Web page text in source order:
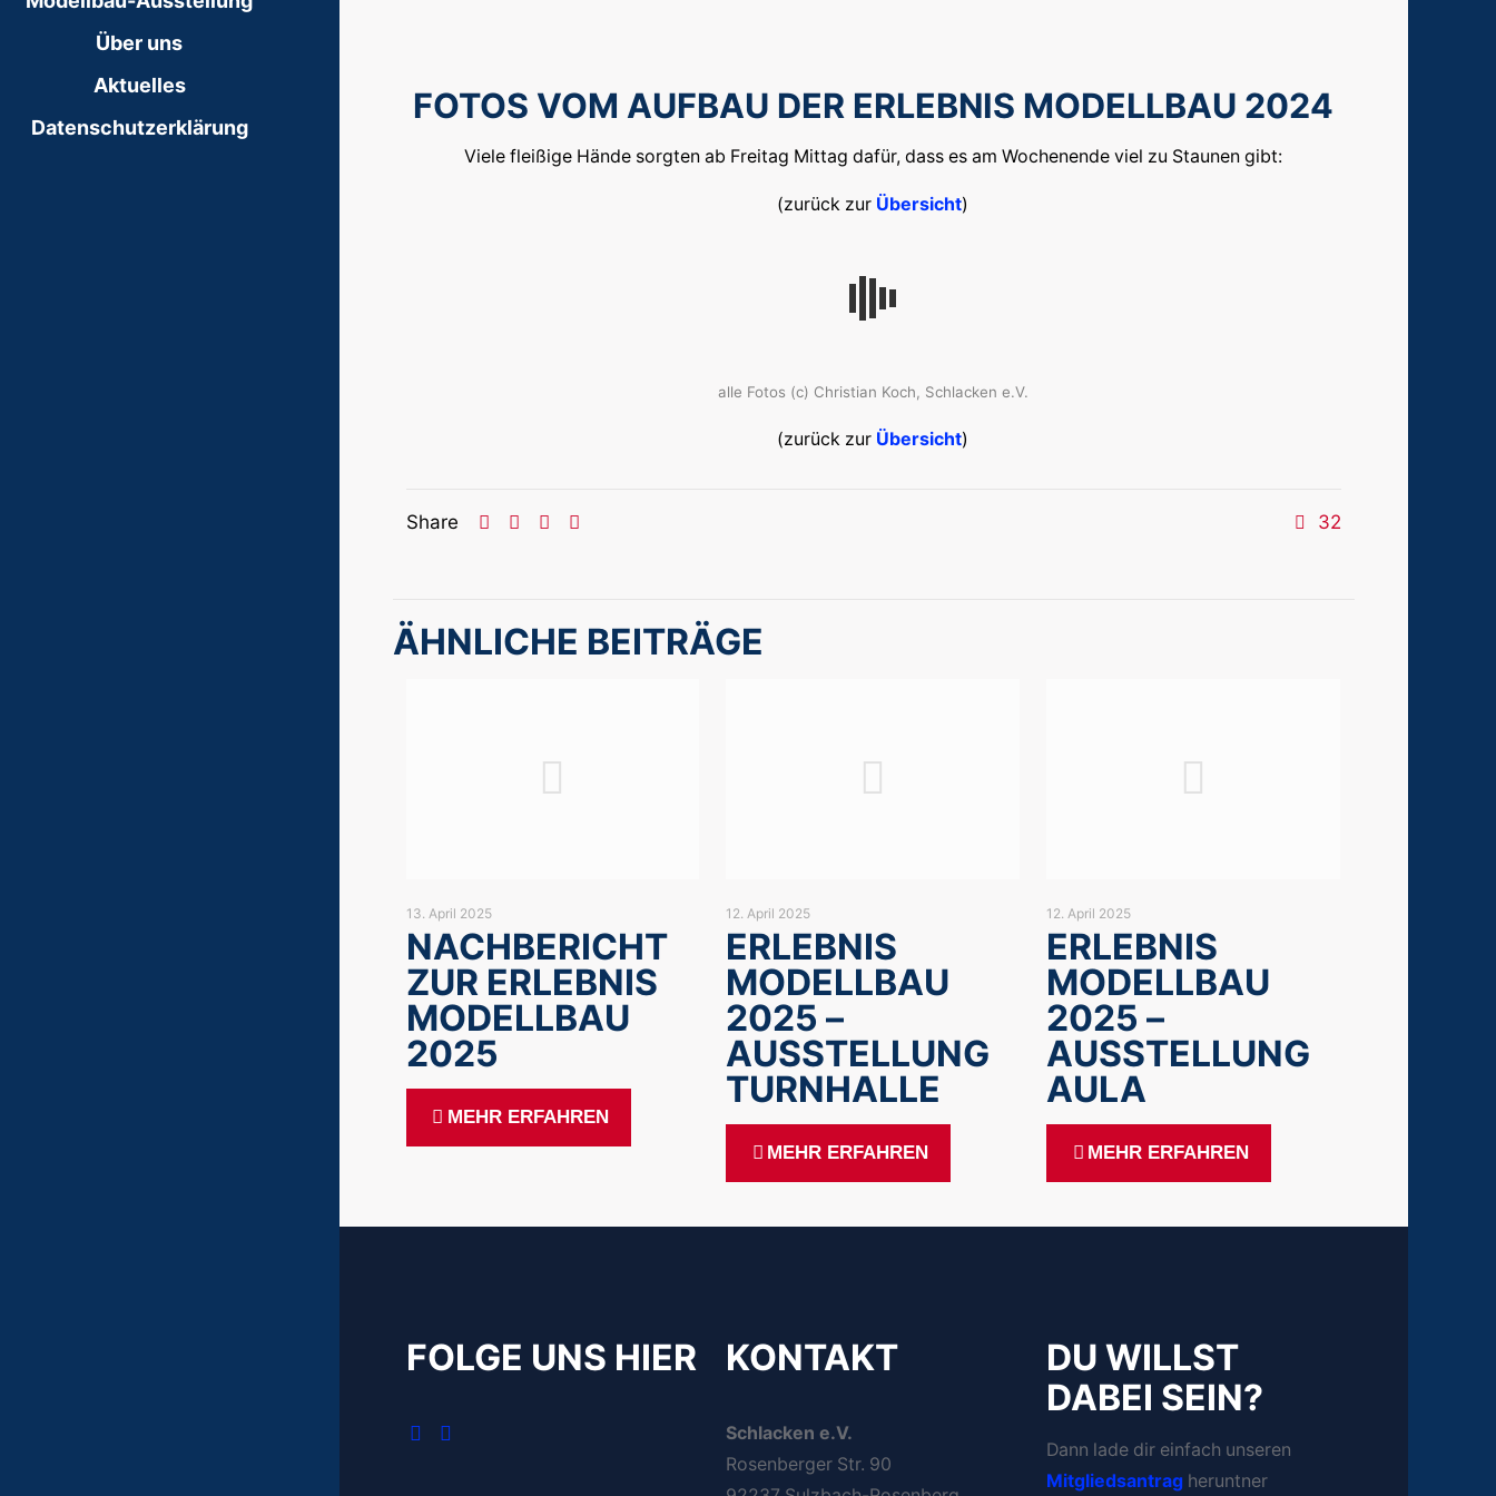
Über uns
Aktuelles
Datenschutzerklärung
FOTOS VOM AUFBAU DER ERLEBNIS MODELLBAU 2024
Viele fleißige Hände sorgten ab Freitag Mittag dafür, dass es am Wochenende viel zu Staunen gibt:
(zurück zur Übersicht)
alle Fotos (c) Christian Koch, Schlacken e.V.
(zurück zur Übersicht)
Share 32
ÄHNLICHE BEITRÄGE
13. April 2025
NACHBERICHT
ZUR ERLEBNIS
MODELLBAU
2025
MEHR ERFAHREN
12. April 2025
ERLEBNIS
MODELLBAU
2025 –
AUSSTELLUNG
TURNHALLE
MEHR ERFAHREN
12. April 2025
ERLEBNIS
MODELLBAU
2025 –
AUSSTELLUNG
AULA
MEHR ERFAHREN
FOLGE UNS HIER KONTAKT
Schlacken e.V.
Rosenberger Str. 90
DU WILLST
DABEI SEIN?
Dann lade dir einfach unseren
Mitgliedsantrag heruntner